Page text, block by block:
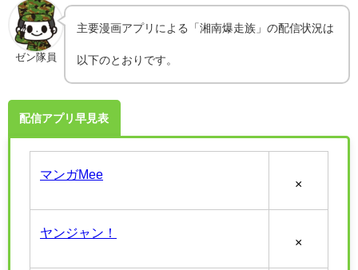
ゼン隊員
主要漫画アプリによる「湘南爆走族」の配信状況は
以下のとおりです。
配信アプリ早見表
マンガMee
×
ヤンジャン！
×